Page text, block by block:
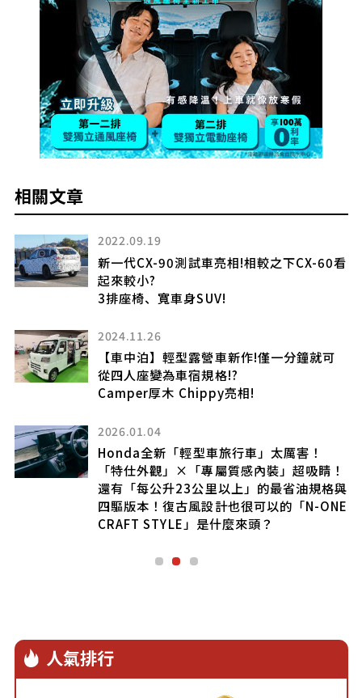
相關文章
2022.09.19
新一代CX-90測試車亮相!相較之下CX-60看
起來較小?
3排座椅、寬車身SUV!
2024.11.26
【車中泊】輕型露營車新作!僅一分鐘就可
從四人座變為車宿規格!?
Camper厚木 Chippy亮相!
2026.01.04
Honda全新「輕型車旅行車」太厲害！
「特仕外觀」×「專屬質感內裝」超吸睛！
還有「每公升23公里以上」的最省油規格與
四驅版本！復古風設計也很可以的「N-ONE
CRAFT STYLE」是什麼來頭？
人氣排行